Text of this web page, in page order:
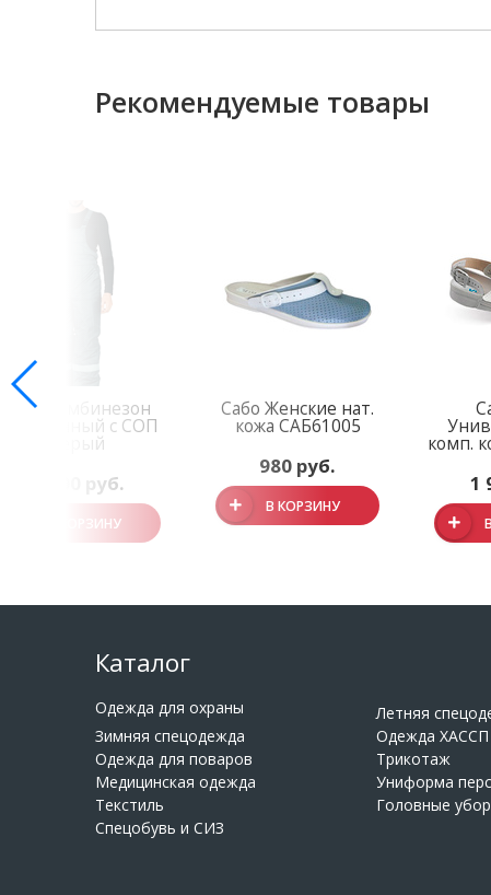
Рекомендуемые товары
Полукомбинезон
Утеплённый с СОП
серый
2 500 руб.
В КОРЗИНУ
Сабо Женские нат.
кожа САБ61005
980 руб.
В КОРЗИНУ
комп.
1
Каталог
Одежда для охраны
Летняя
Зимняя спецодежда
Одежда ХАССП
Одежда для поваров
Трикотаж
Медицинская одежда
Униформа
Текстиль
Головные
Спецобувь и СИЗ